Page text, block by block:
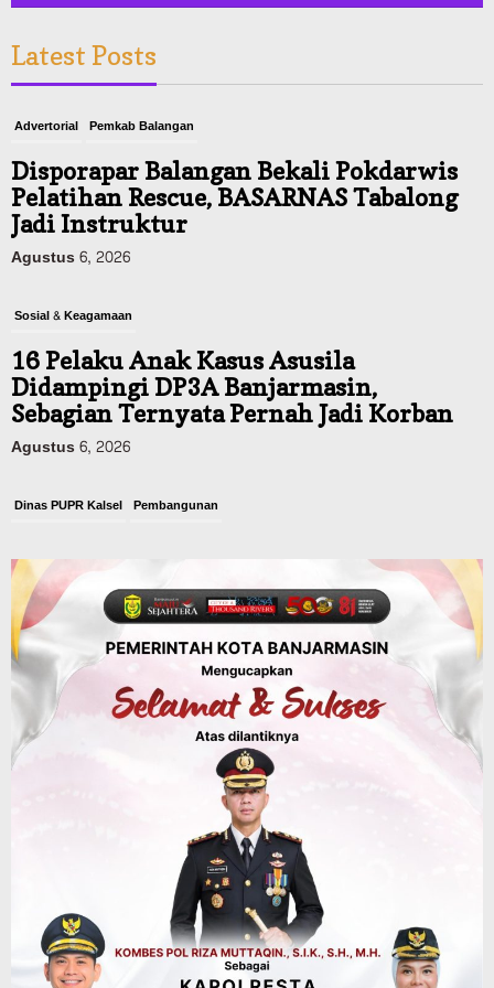
Latest Posts
Pelatihan Rescue, BASARNAS Tabalong
Jadi Instruktur
Agustus 6, 2026
Sosial & Keagamaan
16 Pelaku Anak Kasus Asusila
Didampingi DP3A Banjarmasin,
Sebagian Ternyata Pernah Jadi Korban
Agustus 6, 2026
Dinas PUPR Kalsel Pembangunan
Tindak Lanjut Pascakecelakaan Maut,
Pemerintah Janji Tingkatkan Fasilitas
Keselamatan Jalan Alternatif
Dinas Kehutanan Kalsel
Tahura Sultan Adam Sempat Alami
Kebakaran Lahan, Api Berhasil
Dipadamkan, Kadishut Kalsel
Memimpin Langsung Aksi di Lapangan
Agustus 6, 2026
Silaturahmi ke DPRD Balangan, Kapolres
AKBP Arif Mansyur Perkuat Koordinasi
Keamanan Daerah
Agustus 6, 2026